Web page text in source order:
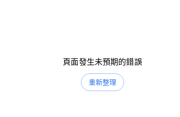
頁面發生未預期的錯誤
重新整理